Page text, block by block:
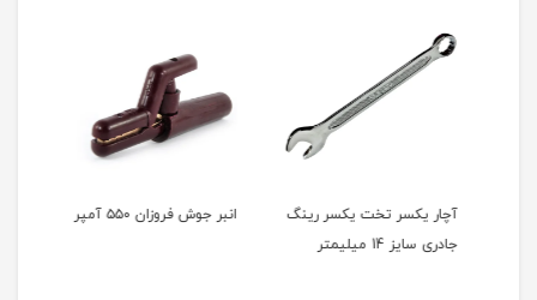
آچار یکسر تخت یکسر رینگ
جادری سایز 14 میلیمتر
انبر جوش فروزان ۵۵۰ آمپر